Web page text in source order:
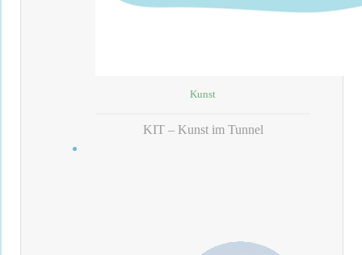
Kunst
KIT – Kunst im Tunnel